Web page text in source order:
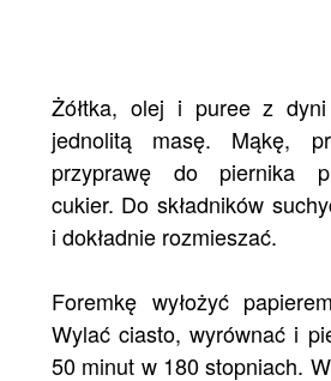
Żółtka, olej i puree z
jednolitą masę. Mąkę,
przyprawę do piernika
cukier. Do składników
i dokładnie rozmieszać.
Foremkę wyłożyć
Wylać ciasto, wyrównać i
50 minut w 180 stopniach.